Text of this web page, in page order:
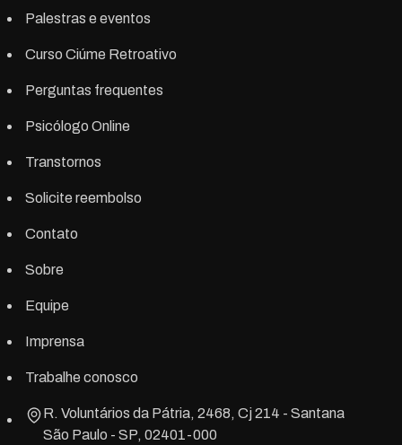
Palestras e eventos
Curso Ciúme Retroativo
Perguntas frequentes
Psicólogo Online
Transtornos
Solicite reembolso
Contato
Sobre
Equipe
Imprensa
Trabalhe conosco
R. Voluntários da Pátria, 2468, Cj 214 - Santana
São Paulo - SP, 02401-000